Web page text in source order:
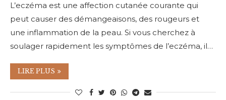
L’eczéma est une affection cutanée courante qui
peut causer des démangeaisons, des rougeurs et
une inflammation de la peau. Si vous cherchez à
soulager rapidement les symptômes de l’eczéma, il…
LIRE PLUS